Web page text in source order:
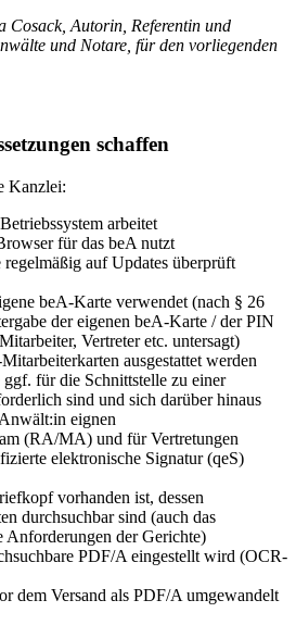
Cosack, Autorin, Referentin und
und Notare, für den vorliegenden
schaffen
Kanzlei:
arbeitet
für das beA nutzt
regelmäßig auf Updates überprüft
beA-Karte verwendet (nach § 26
der eigenen beA-Karte / der PIN
Vertreter etc. untersagt)
ausgestattet werden
für die Schnittstelle zu einer
sind und sich darüber hinaus
eignen
(RA/MA) und für Vertretungen
elektronische Signatur (qeS)
vorhanden ist, dessen
durchsuchbar sind (auch das
Anforderungen der Gerichte)
PDF/A eingestellt wird (OCR-
dem Versand als PDF/A umgewandelt